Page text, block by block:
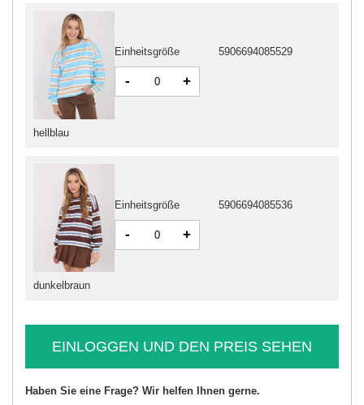
hellblau
Einheitsgröße 5906694085529
- +
dunkelbraun
Einheitsgröße 5906694085536
- +
EINLOGGEN UND DEN PREIS SEHEN
Haben Sie eine Frage? Wir helfen Ihnen gerne.